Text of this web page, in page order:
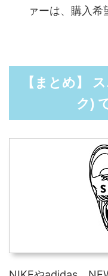
ァーは、購入希
【まとめ】
ク)